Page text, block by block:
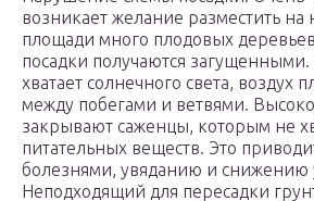
возникает желание разместить
площади много плодовых
посадки получаются
хватает солнечного света, воздух
между побегами и ветвями.
закрывают саженцы, которым не
питательных веществ. Это
болезнями, увяданию и снижению
Неподходящий для пересадки